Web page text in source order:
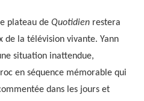
plateau de Quotidien restera
de la télévision vivante. Yann
situation inattendue,
en séquence mémorable qui
dans les jours et